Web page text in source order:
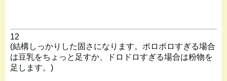
12
(結構しっかりした固さになります。ポロポロすぎる場合
は豆乳をちょっと足すか、ドロドロすぎる場合は粉物を
足します。)